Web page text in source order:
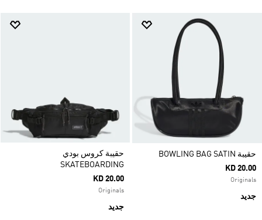
حقيبة BOWLING BAG SATIN
KD 20.00
Originals
جديد
حقيبة كروس بودي
SKATEBOARDING
KD 20.00
Originals
جديد